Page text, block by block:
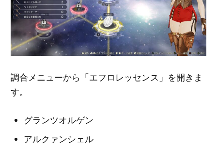
調合メニューから「エフロレッセンス」を開きま
す。
グランツオルゲン
アルクァンシェル